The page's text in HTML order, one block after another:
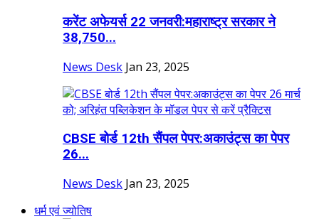
करेंट अफेयर्स 22 जनवरी:महाराष्ट्र सरकार ने
38,750...
News Desk Jan 23, 2025
CBSE बोर्ड 12th सैंपल पेपर:अकाउंट्स का पेपर
26...
News Desk Jan 23, 2025
धर्म एवं ज्योतिष